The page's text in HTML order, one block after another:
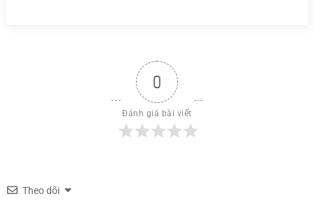
0
Đánh giá bài viết
Theo dõi